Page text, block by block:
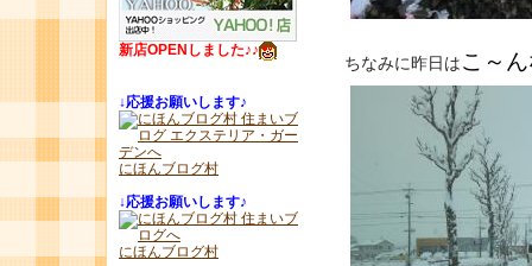
ちなみに昨日はこ～
新店OPENしました♪♪
↓応援お願いします♪
にほんブログ村
↓応援お願いします♪
にほんブログ村